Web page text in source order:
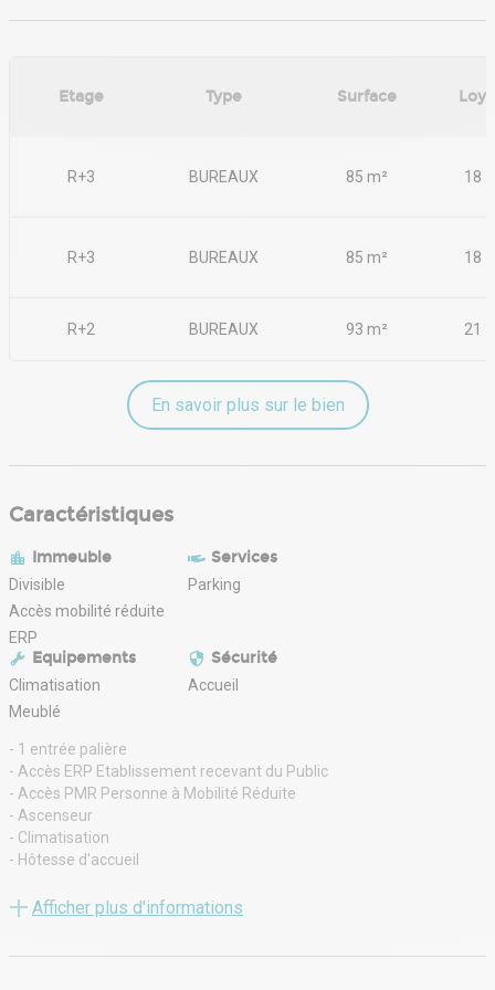
complémentaire ou pour organiser une visite des lieux.
- Durée : 3/6/9 ans
- Indice : ILAT
Etage Type Surface
R+3 BUREAUX 85 m² 18
R+3 BUREAUX 85 m² 18
R+2 BUREAUX 93 m² 21
En savoir plus sur le bien
Caractéristiques
Immeuble
Divisible
Accès mobilité réduite
ERP
Services
Parking
Equipements
Climatisation
Meublé
Sécurité
Accueil
- 1 entrée palière
- Accès ERP Etablissement recevant du Public
- Accès PMR Personne à Mobilité Réduite
- Ascenseur
- Climatisation
- Hôtesse d'accueil
- Nbre Parkings sous-sol :
Afficher plus d'informations